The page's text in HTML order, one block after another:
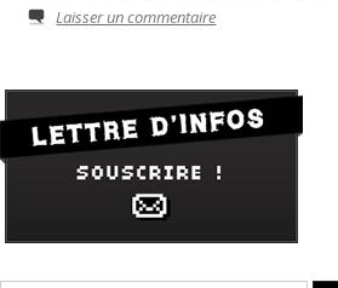
Laisser un commentaire